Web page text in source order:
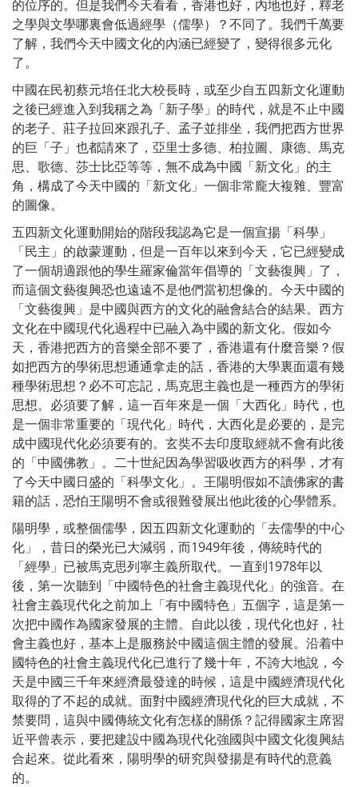
的位序的。但是我們今天看看，香港也好，內地也好，釋老
之學與文學哪裏會低過經學（儒學）？不同了。我們千萬要
了解，我們今天中國文化的內涵已經變了，變得很多元化
了。
中國在民初蔡元培任北大校長時，或至少自五四新文化運動
之後已經進入到我稱之為「新子學」的時代，就是不止中國
的老子、莊子拉回來跟孔子、孟子並排坐，我們把西方世界
的巨「子」也都請來了，亞里士多德、柏拉圖、康德、馬克
思、歌德、莎士比亞等等，無不成為中國「新文化」的主
角，構成了今天中國的「新文化」一個非常龐大複雜、豐富
的圖像。
五四新文化運動開始的階段我認為它是一個宣揚「科學」
「民主」的啟蒙運動，但是一百年以來到今天，它已經變成
了一個胡適跟他的學生羅家倫當年倡導的「文藝復興」了，
而這個文藝復興恐也遠遠不是他們當初想像的。今天中國的
「文藝復興」是中國與西方的文化的融會結合的結果。西方
文化在中國現代化過程中已融入為中國的新文化。假如今
天，香港把西方的音樂全部不要了，香港還有什麼音樂？假
如把西方的學術思想通通拿走的話，香港的大學裏面還有幾
種學術思想？必不可忘記，馬克思主義也是一種西方的學術
思想。必須要了解，這一百年來是一個「大西化」時代，也
是一個非常重要的「現代化」時代，大西化是必要的，是完
成中國現代化必須要有的。玄奘不去印度取經就不會有此後
的「中國佛教」。二十世紀因為學習吸收西方的科學，才有
了今天中國日盛的「科學文化」。王陽明假如不讀佛家的書
籍的話，恐怕王陽明不會或很難發展出他此後的心學體系。
陽明學，或整個儒學，因五四新文化運動的「去儒學的中心
化」，昔日的榮光已大減弱，而1949年後，傳統時代的
「經學」已被馬克思列寧主義所取代。一直到1978年以
後，第一次聽到「中國特色的社會主義現代化」的強音。在
社會主義現代化之前加上「有中國特色」五個字，這是第一
次把中國作為國家發展的主體。自此以後，現代化也好，社
會主義也好，基本上是服務於中國這個主體的發展。沿着中
國特色的社會主義現代化已進行了幾十年，不誇大地說，今
天是中國三千年來經濟最發達的時候，這是中國經濟現代化
取得的了不起的成就。面對中國經濟現代化的巨大成就，不
禁要問，這與中國傳統文化有怎樣的關係？記得國家主席習
近平曾表示，要把建設中國為現代化強國與中國文化復興結
合起來。從此看來，陽明學的研究與發揚是有時代的意義
的。